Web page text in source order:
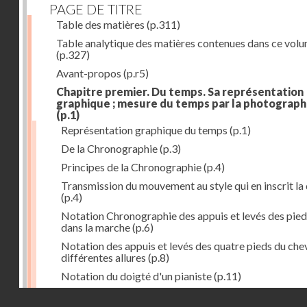
PAGE DE TITRE
Table des matières (p.311)
Table analytique des matières contenues dans ce
(p.327)
Avant-propos (p.r5)
Chapitre premier. Du temps. Sa représentation
graphique ; mesure du temps par la
(p.1)
Représentation graphique du temps (p.1)
De la Chronographie(p.3)
Principes de la Chronographie(p.4)
Transmission du mouvement au style qui en inscrit la
(p.4)
Notation Chronographie des appuis et levés des
dans la marche(p.6)
Notation des appuis et levés des quatre pieds du
différentes allures (p.8)
Notation du doigté d'un pianiste(p.11)